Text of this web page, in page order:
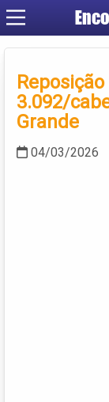
3.092/
Grande
04/03/2026